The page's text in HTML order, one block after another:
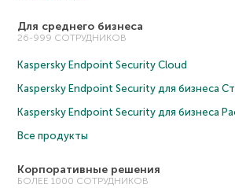
Для среднего бизнеса
26-999 СОТРУДНИКОВ
Kaspersky Endpoint Security Cloud
Kaspersky Endpoint Security для бизнеса
Kaspersky Endpoint Security для бизнеса
Все продукты
Корпоративные решения
БОЛЕЕ 1000 СОТРУДНИКОВ